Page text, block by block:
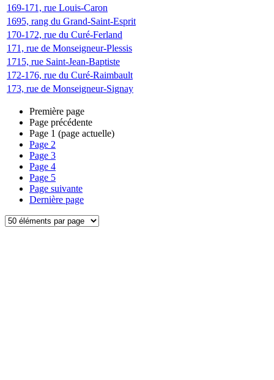
169-171, rue Louis-Caron
1695, rang du Grand-Saint-Esprit
170-172, rue du Curé-Ferland
171, rue de Monseigneur-Plessis
1715, rue Saint-Jean-Baptiste
172-176, rue du Curé-Raimbault
173, rue de Monseigneur-Signay
Première page
Page précédente
Page 1 (page actuelle)
Page 2
Page 3
Page 4
Page 5
Page suivante
Dernière page